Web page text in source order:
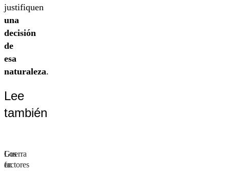
justifiquen
una
decisión
de
esa
naturaleza.
Lee
también
Los
factores
Guerra
en